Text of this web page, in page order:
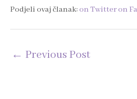
Podjeli ovaj članak:on Twitteron
← Previous Post